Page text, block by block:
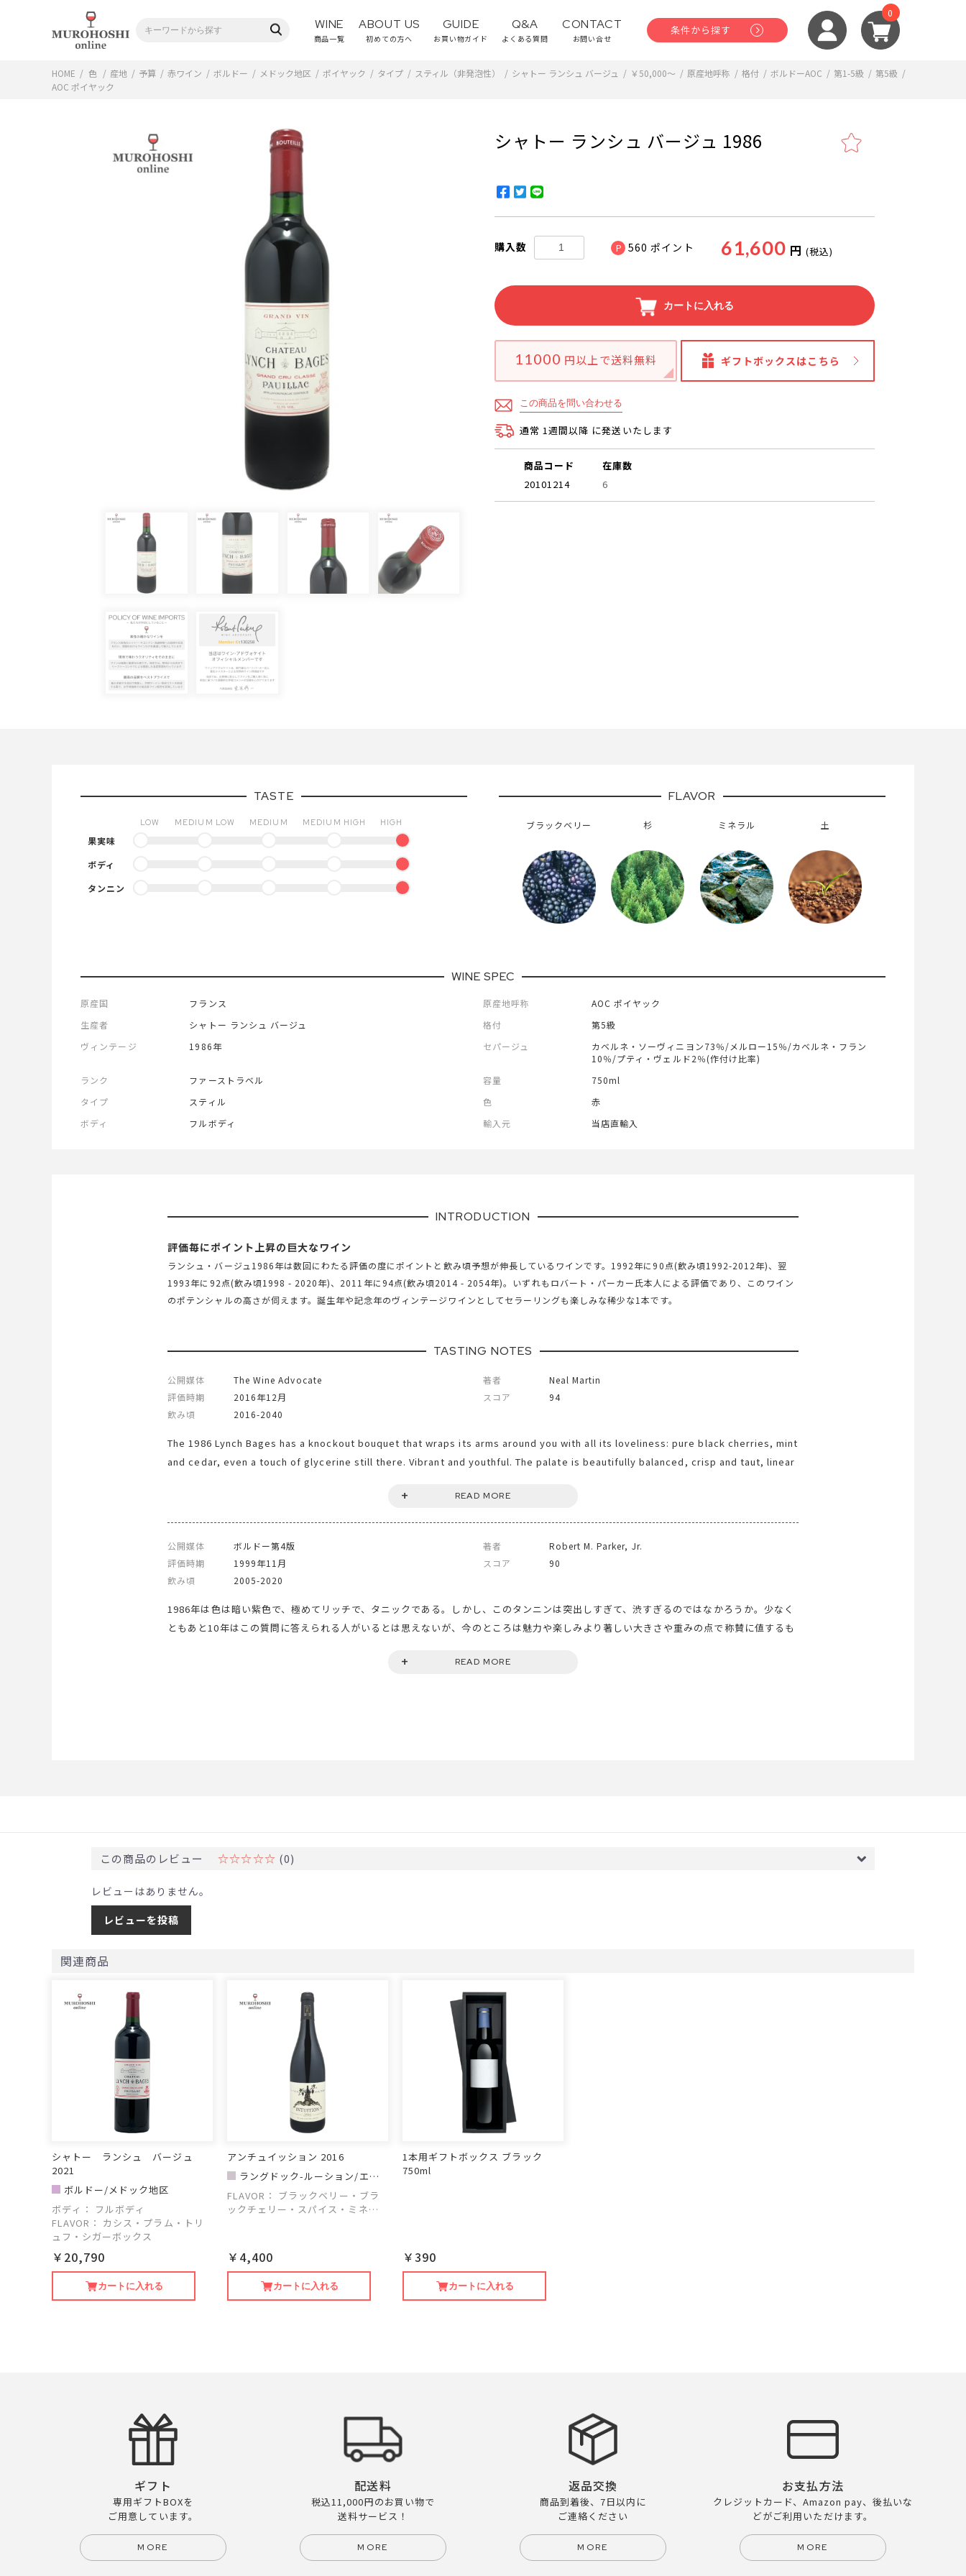
WINE
商品一覧
ABOUT US
初めての方へ
GUIDE
お買い物ガイド
Q&A
よくある質問
CONTACT
お問い合せ
条件から探す
0
HOME / 色 / 産地 / 予算 / 赤ワイン / ボルドー / メドック地区 / ポイヤック / タイプ / スティル（非発泡性） / シャトー ランシュ バージュ / ￥50,000～ / 原産地呼称 / 格付 / ボルドーAOC / 第1-5級 / 第5級 /
AOC ポイヤック
シャトー ランシュ バージュ 1986
購入数 P 560 ポイント 61,600 円 (税込)
カートに入れる
11000 円以上で送料無料 ギフトボックスはこちら
この商品を問い合わせる
通常 1週間以降 に発送いたします
商品コード
20101214
在庫数
6
TASTE
LOW MEDIUM LOW MEDIUM MEDIUM HIGH HIGH
果実味
ボディ
タンニン
FLAVOR
ブラックベリー 杉 ミネラル 土
WINE SPEC
原産国 フランス 原産地呼称
AOC ポイヤック
生産者
シャトー ランシュ バージュ 格付
第5級
ヴィンテージ
1986年 セパージュ
カベルネ・ソーヴィニヨン73％/メルロー15％/カベルネ・フラン
10％/プティ・ヴェルド2％(作付け比率)
ランク
ファーストラベル 容量
750ml
タイプ
スティル 色
赤
ボディ
フルボディ 輸入元 当店直輸入
INTRODUCTION
評価毎にポイント上昇の巨大なワイン
ランシュ・バージュ1986年は数回にわたる評価の度にポイントと飲み頃予想が伸長しているワインです。1992年に90点(飲み頃1992-2012年)、翌
1993年に92点(飲み頃1998 - 2020年)、2011年に94点(飲み頃2014 - 2054年)。いずれもロバート・パーカー氏本人による評価であり、このワイン
のポテンシャルの高さが伺えます。誕生年や記念年のヴィンテージワインとしてセラーリングも楽しみな稀少な1本です。
TASTING NOTES
公開媒体 The Wine Advocate 著者
Neal Martin
評価時期
2016年12月 スコア
94
飲み頃
2016-2040
The 1986 Lynch Bages has a knockout bouquet that wraps its arms around you with all its loveliness: pure black cherries, mint
and cedar, even a touch of glycerine still there. Vibrant and youthful. The palate is beautifully balanced, crisp and taut, linear
seems undiminished on the finish. Is it up there with the 1989 and 1990? Maybe not, but it is not far behind. Frankly this Lynch
READ MORE
公開媒体 ボルドー第4版 著者
Robert M. Parker, Jr.
評価時期
1999年11月 スコア
90
飲み頃
2005-2020
1986年は色は暗い紫色で、極めてリッチで、タニックである。しかし、このタンニンは突出しすぎて、渋すぎるのではなかろうか。少なく
ともあと10年はこの質問に答えられる人がいるとは思えないが、今のところは魅力や楽しみより著しい大きさや重みの点で称賛に値するも
READ MORE
この商品のレビュー ☆☆☆☆☆ (0)
レビューはありません。
レビューを投稿
関連商品
シャトー ランシュ バージュ
2021
ボルドー/メドック地区
ボディ：
フルボディ
FLAVOR： カシス・プラム・トリ
ュフ・シガーボックス
￥20,790
カートに入れる
アンチュイッション 2016
ラングドック-ルーション/エド
ワード＆レインヌ
FLAVOR： ブラックベリー・ブラ
ックチェリー・スパイス・ミネラ
￥4,400
カートに入れる
1本用ギフトボックス ブラック
750ml
￥390
カートに入れる
ギフト
専用ギフトBOXを
ご用意しています。
MORE
配送料
税込11,000円のお買い物で
送料サービス！
MORE
返品交換
商品到着後、7日以内に
ご連絡ください
MORE
お支払方法
クレジットカード、Amazon pay、後払いな
どがご利用いただけます。
MORE